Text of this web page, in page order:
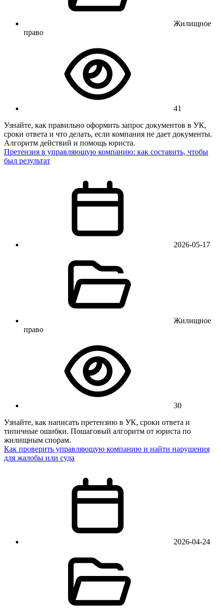
Жилищное
право
41
Узнайте, как правильно оформить запрос документов в УК,
сроки ответа и что делать, если компания не дает документы.
Алгоритм действий и помощь юриста.
Претензия в управляющую компанию: как составить, чтобы
был результат
2026-05-17
Жилищное
право
30
Узнайте, как написать претензию в УК, сроки ответа и
типичные ошибки. Пошаговый алгоритм от юриста по
жилищным спорам.
Как проверить управляющую компанию и найти нарушения
для жалобы или суда
2026-04-24